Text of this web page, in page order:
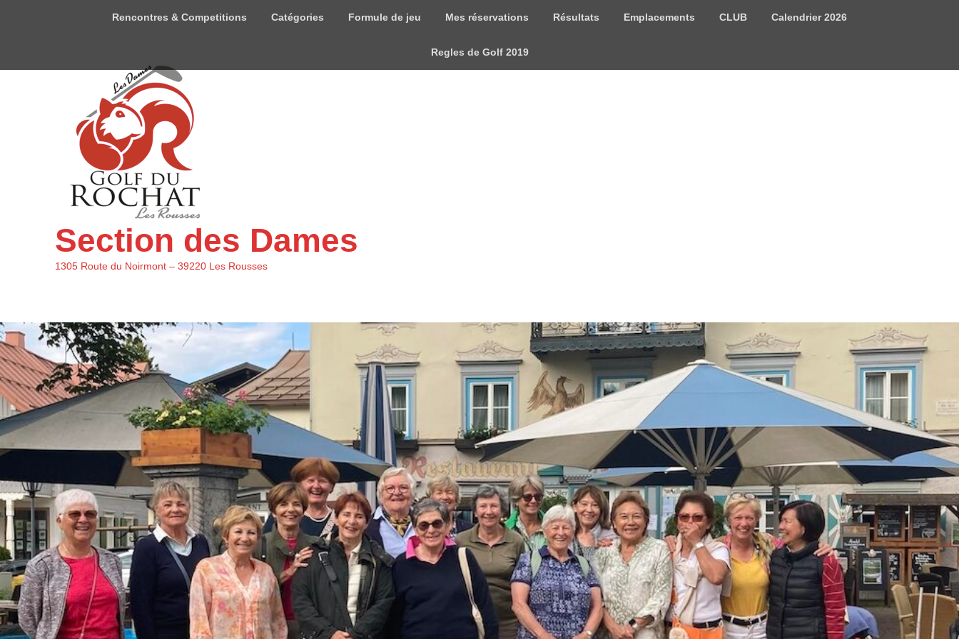
Rencontres & Competitions Catégories Formule de jeu Mes réservations Résultats Emplacements CLUB Calendrier 2026
Regles de Golf 2019
Section des Dames
1305 Route du Noirmont – 39220 Les Rousses